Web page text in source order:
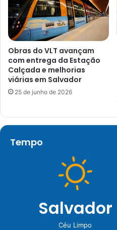
Obras do VLT avançam
com entrega da Estação
Calçada e melhorias
viárias em Salvador
25 de junho de 2026
Tempo
Salvador
Céu Limpo